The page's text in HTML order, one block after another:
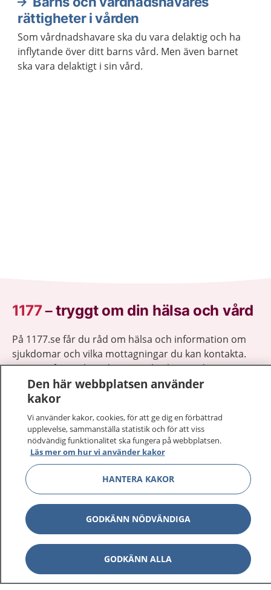
rättigheter i vården
Som vårdnadshavare ska du vara delaktig och ha
inflytande över ditt barns vård. Men även barnet
ska vara delaktigt i sin vård.
1177–tryggt om din hälsa och vård
På 1177.se får du råd om hälsa och information om
sjukdomar och vilka mottagningar du kan kontakta.
Logga in för att läsa din journal och göra dina
vårdärenden. Ring telefonnummer 1177 för
sjukvårdsrådgivning dygnet runt.
1177 ger dig råd när du vill må bättre.
1177 på flera språk Visa
Om 1177 Visa
Kontakt Visa
Den här webbplatsen använder
kakor
Vi använder kakor, cookies, för att ge dig en förbättrad
upplevelse, sammanställa statistik och för att viss
nödvändig funktionalitet ska fungera på webbplatsen.
Läs mer om hur vi använder kakor
HANTERA KAKOR
GODKÄNN NÖDVÄNDIGA
GODKÄNN ALLA